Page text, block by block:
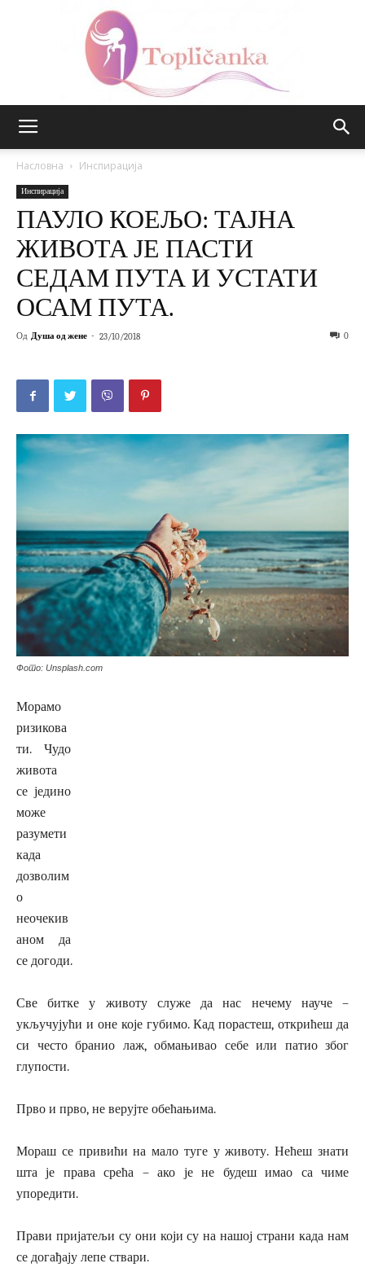
Насловна Инспирација
Инспирација
ПАУЛО КОЕЉО: ТАЈНА
ЖИВОТА ЈЕ ПАСТИ
СЕДАМ ПУТА И УСТАТИ
ОСАМ ПУТА.
Од Душа од жене - 23/10/2018 0
Фото: Unsplash.com
Морамо
ризикова
ти. Чудо
живота
се једино
може
разумети
када
дозволим
о
неочекив
аном да
се догоди.
Све битке у животу служе да нас нечему науче –
укључујући и оне које губимо. Кад порастеш, открићеш да
си често бранио лаж, обмањивао себе или патио због
глупости.
Прво и прво, не верујте обећањима.
Мораш се привићи на мало туге у животу. Нећеш знати
шта је права срећа – ако је не будеш имао са чиме
упоредити.
Прави пријатељи су они који су на нашој страни када нам
се догађају лепе ствари.